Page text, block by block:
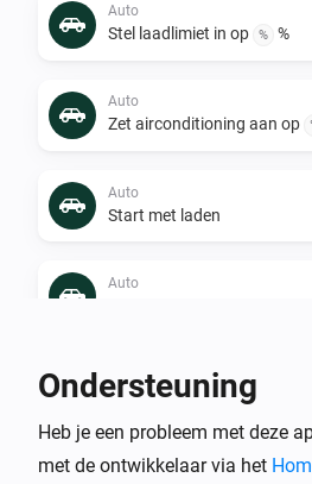
Auto
Stel laadlimiet in op % %
Auto
Zet airconditioning aan op
Auto
Start met laden
Auto
Stop met laden
Ondersteuning
Heb je een probleem met deze
met de ontwikkelaar via het